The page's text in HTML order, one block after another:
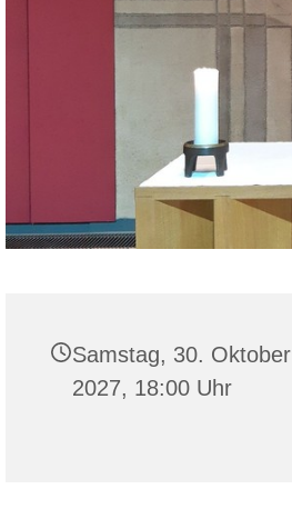
Samstag, 30. Oktober
2027, 18:00 Uhr